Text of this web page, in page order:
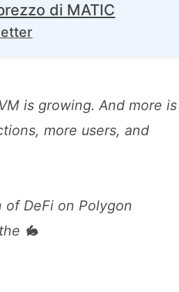
di MATIC
is growing. And more is
more users, and
of DeFi on Polygon
🐇